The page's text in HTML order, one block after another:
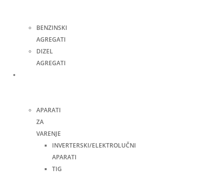
BENZINSKI
AGREGATI
DIZEL
AGREGATI
APARATI
ZA
VARENJE
INVERTERSKI/ELEKTROLUČNI
APARATI
TIG